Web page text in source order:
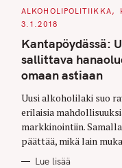
C
T
G
R
E
ALKOHOLIPOLITIIKKA
3.1.2018
Kantapöydässä:
sallittava
omaan astiaan
Uusi alkoholilaki suo
erilaisia
markkinointiin.
päättää, mikä lain
Lue lisää